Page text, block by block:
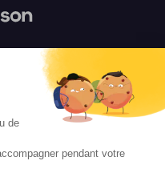
de
pendant votre
Unisson
de Vente